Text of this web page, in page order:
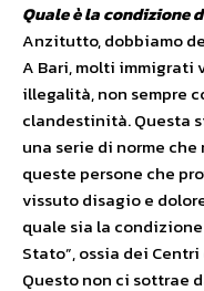
Quale è la condizione
Anzitutto, dobbiamo
A Bari, molti immigrati
illegalità, non sempre
clandestinità. Questa
una serie di norme
queste persone che
vissuto disagio e
quale sia la
Stato”, ossia dei
Questo non ci sottrae